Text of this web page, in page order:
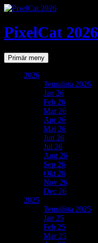
PixelCat 2026
SökPrimär meny Gå
till
2026
Temalista 2026
Jan 26
Feb 26
Mar 26
Apr 26
Maj 26
Jun 26
Jul 26
Aug 26
Sep 26
Okt 26
Nov 26
Dec 26
2025
Temalista 2025
Jan 25
Feb 25
Mar 25